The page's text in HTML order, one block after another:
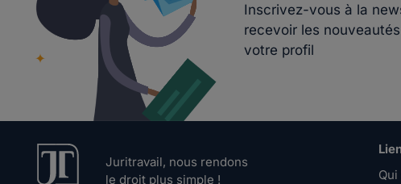
Inscrivez-vous à la
recevoir les
votre profil
Juritravail, nous rendons
le droit plus simple !